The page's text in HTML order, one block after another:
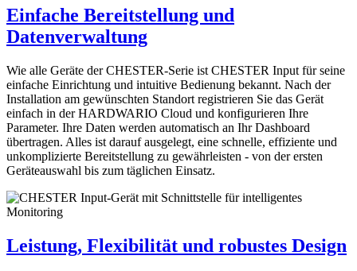
Einfache Bereitstellung und
Datenverwaltung
Wie alle Geräte der CHESTER-Serie ist CHESTER Input für seine
einfache Einrichtung und intuitive Bedienung bekannt. Nach der
Installation am gewünschten Standort registrieren Sie das Gerät
einfach in der HARDWARIO Cloud und konfigurieren Ihre
Parameter. Ihre Daten werden automatisch an Ihr Dashboard
übertragen. Alles ist darauf ausgelegt, eine schnelle, effiziente und
unkomplizierte Bereitstellung zu gewährleisten - von der ersten
Geräteauswahl bis zum täglichen Einsatz.
Leistung, Flexibilität und robustes Design